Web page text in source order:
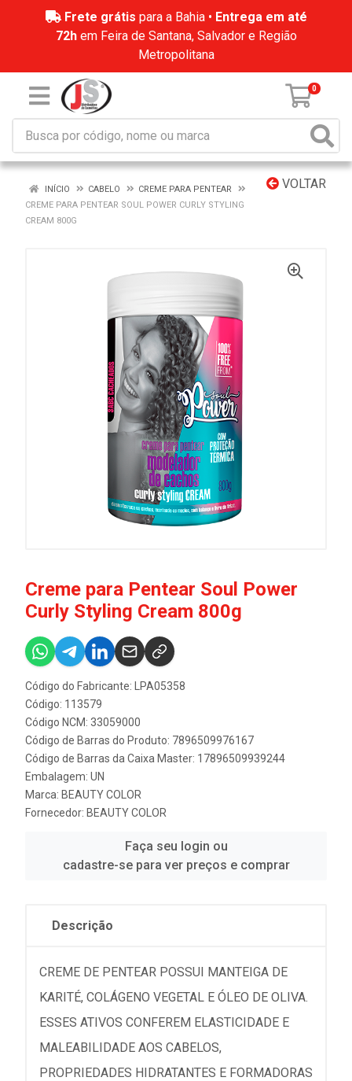
Frete grátis para a Bahia • Entrega em até
72hem Feira de Santana, Salvador e Região
Metropolitana
0
VOLTAR
INÍCIO CABELO
CREME PARA PENTEAR
CREME PARA PENTEAR SOUL POWER CURLY STYLING
CREAM 800G
Creme para Pentear Soul Power
Curly Styling Cream 800g
Código do Fabricante: LPA05358
Código: 113579
Código NCM: 33059000
Código de Barras do Produto: 7896509976167
Código de Barras da Caixa Master: 17896509939244
Embalagem: UN
Marca: BEAUTY COLOR
Fornecedor: BEAUTY COLOR
Faça seu login ou
cadastre-se para ver preços e comprar
Descrição
CREME DE PENTEAR POSSUI MANTEIGA DE
KARITÉ, COLÁGENO VEGETAL E ÓLEO DE OLIVA.
ESSES ATIVOS CONFEREM ELASTICIDADE E
MALEABILIDADE AOS CABELOS,
PROPRIEDADES HIDRATANTES E FORMADORAS